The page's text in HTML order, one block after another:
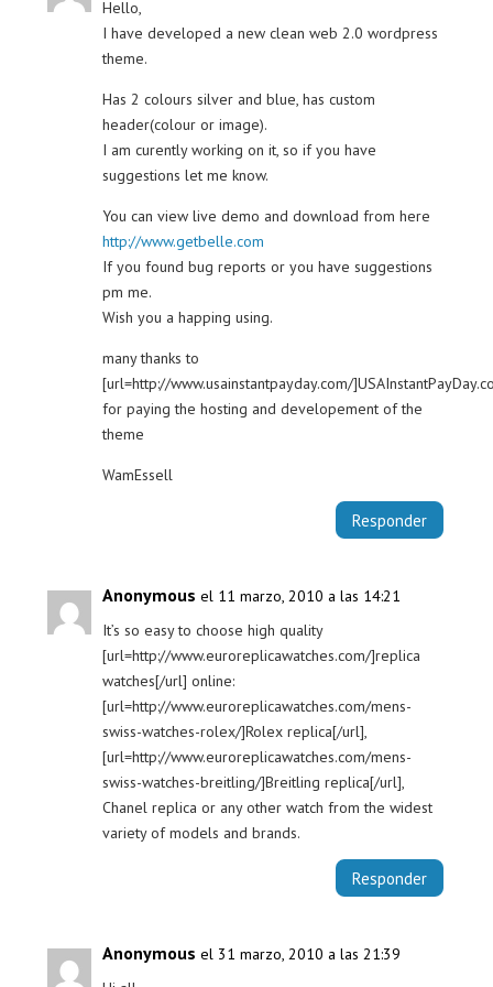
Hello,
I have developed a new clean web 2.0 wordpress
theme.
Has 2 colours silver and blue, has custom
header(colour or image).
I am curently working on it, so if you have
suggestions let me know.
You can view live demo and download from here
http://www.getbelle.com
If you found bug reports or you have suggestions
pm me.
Wish you a happing using.
many thanks to
[url=http://www.usainstantpayday.com/
for paying the hosting and developement of the
theme
WamEssell
Responder
Anonymous el 11 marzo, 2010 a las 14:21
It’s so easy to choose high quality
[url=http://www.euroreplicawatches.com/]replica
watches[/url] online:
[url=http://www.euroreplicawatches.com/mens-
swiss-watches-rolex/]Rolex replica[/url],
[url=http://www.euroreplicawatches.com/mens-
swiss-watches-breitling/]Breitling replica[/url],
Chanel replica or any other watch from the widest
variety of models and brands.
Responder
Anonymous el 31 marzo, 2010 a las 21:39